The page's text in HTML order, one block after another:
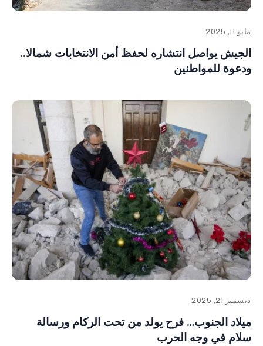
مايو 11, 2025
الجيش يواصل انتشاره لحفظ أمن الانتخابات شمالا..
ودعوة للمواطنين
ديسمبر 21, 2025
ميلاد الجنوب… فرح يولد من تحت الركام ورسالة
سلام في وجه الحرب